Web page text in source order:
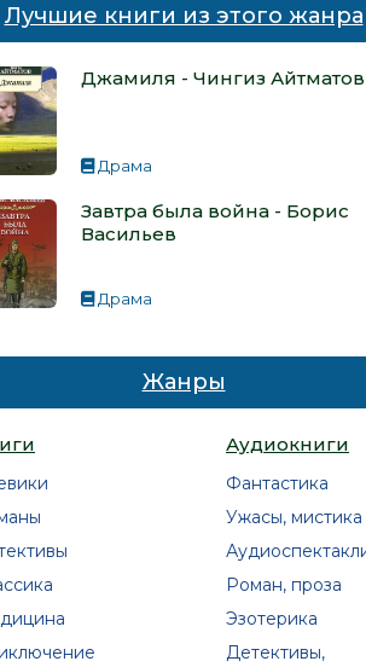
Лучшие книги из этого жанра
Джамиля - Чингиз Айтматов
Драма
Завтра была война - Борис
Васильев
Драма
Жанры
Аудиокниги
Фантастика
Ужасы, мистика
Роман, проза
Эзотерика
Детективы,